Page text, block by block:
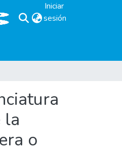
Iniciar
sesión
la
o